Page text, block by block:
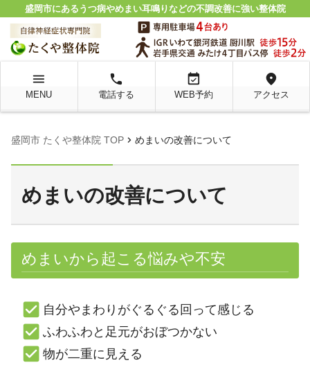
盛岡市にあるうつ病やめまい耳鳴りなどの不調改善に強い整体院
menu
MENU
local_phone
電話する
event_available
WEB予約
location_on
アクセス
盛岡市 たくや整体院 TOP chevron_right めまいの改善について
めまいの改善について
めまいから起こる悩みや不安
自分やまわりがぐるぐる回って感じる
ふわふわと足元がおぼつかない
物が二重に見える